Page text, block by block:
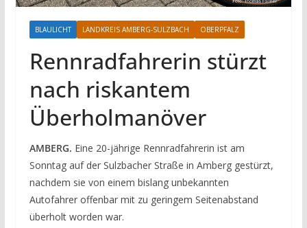
BLAULICHT LANDKREIS AMBERG-SULZBACH OBERPFALZ
Rennradfahrerin stürzt
nach riskantem
Überholmanöver
AMBERG. Eine 20-jährige Rennradfahrerin ist am
Sonntag auf der Sulzbacher Straße in Amberg gestürzt,
nachdem sie von einem bislang unbekannten
Autofahrer offenbar mit zu geringem Seitenabstand
überholt worden war.